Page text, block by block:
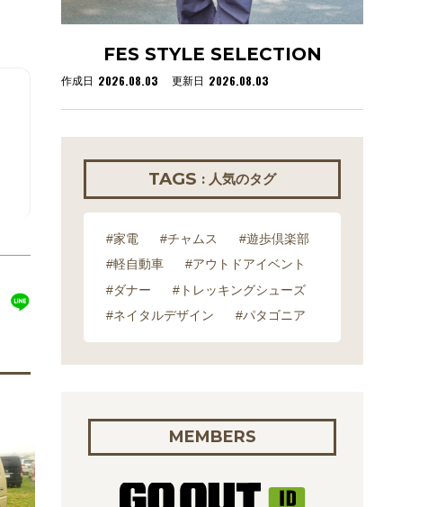
FES STYLE SELECTION
作成日 2026.08.03 更新日 2026.08.03
TAGS : 人気のタグ
#家電 #チャムス
#遊歩倶楽部
#軽自動車
#アウトドアイベント
#ダナー
#トレッキングシューズ
#ネイタルデザイン
#パタゴニア
MEMBERS